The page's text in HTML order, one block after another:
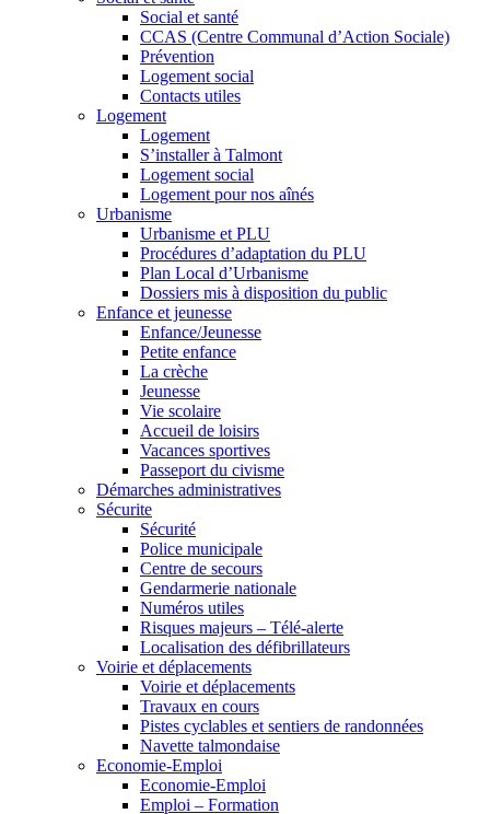
Social et santé
CCAS (Centre Communal d’Action Sociale)
Prévention
Logement social
Contacts utiles
Logement
Logement
S’installer à Talmont
Logement social
Logement pour nos aînés
Urbanisme
Urbanisme et PLU
Procédures d’adaptation du PLU
Plan Local d’Urbanisme
Dossiers mis à disposition du public
Enfance et jeunesse
Enfance/Jeunesse
Petite enfance
La crèche
Jeunesse
Vie scolaire
Accueil de loisirs
Vacances sportives
Passeport du civisme
Démarches administratives
Sécurite
Sécurité
Police municipale
Centre de secours
Gendarmerie nationale
Numéros utiles
Risques majeurs – Télé-alerte
Localisation des défibrillateurs
Voirie et déplacements
Voirie et déplacements
Travaux en cours
Pistes cyclables et sentiers de randonnées
Navette talmondaise
Economie-Emploi
Economie-Emploi
Emploi – Formation